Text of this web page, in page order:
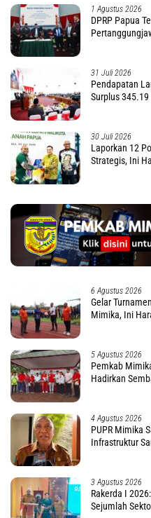
1 Agustus 2026
DPRP Papua
31 Juli 2026
Pendapatan
Surplus
30 Juli 2026
Laporkan 12
Strategis, Ini
6 Agustus 2026
Gelar
Mimika, Ini
5 Agustus 2026
Pemkab
Hadirkan
4 Agustus 2026
PUPR Mimika
Infrastruktur
3 Agustus 2026
Rakerda I
Sejumlah